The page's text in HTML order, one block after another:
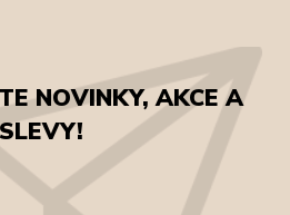
NOVINKY, AKCE A